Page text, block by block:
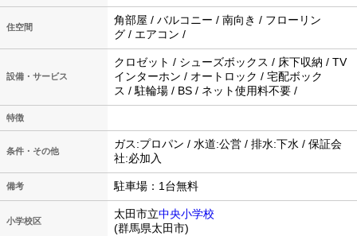
住空間
角部屋 / バルコニー / 南向き / フローリン
グ / エアコン /
設備・サービス
クロゼット / シューズボックス / 床下収納 / TV
インターホン / オートロック / 宅配ボック
ス / 駐輪場 / BS / ネット使用料不要 /
特徴
条件・その他
ガス:プロパン / 水道:公営 / 排水:下水 / 保証会
社:必加入
備考 駐車場：1台無料
小学校区
太田市立中央小学校
(群馬県太田市)